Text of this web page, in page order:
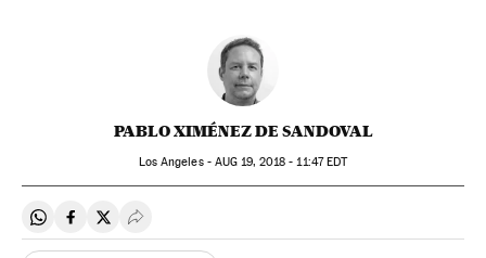
PABLO XIMÉNEZ DE SANDOVAL
Los Angeles - AUG 19, 2018 - 11:47EDT
Compartir en Whatsapp
Compartir en Facebook
Compartir en Twitter
Desplegar Redes Sociales